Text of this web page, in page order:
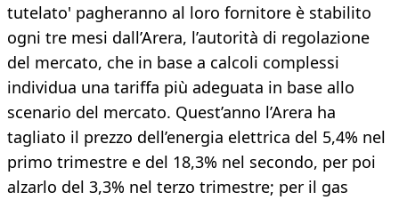
tutelato' pagheranno al loro fornitore è stabilito
ogni tre mesi dall’Arera, l’autorità di regolazione
del mercato, che in base a calcoli complessi
individua una tariffa più adeguata in base allo
scenario del mercato. Quest’anno l’Arera ha
tagliato il prezzo dell’energia elettrica del 5,4% nel
primo trimestre e del 18,3% nel secondo, per poi
alzarlo del 3,3% nel terzo trimestre; per il gas